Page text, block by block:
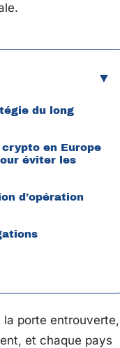
du long
en Europe
éviter les
d’opération
la porte entrouverte,
et chaque pays